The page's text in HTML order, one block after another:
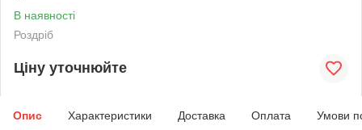
В наявності
Роздріб
Ціну уточнюйте
Опис Характеристики Доставка Оплата Умови